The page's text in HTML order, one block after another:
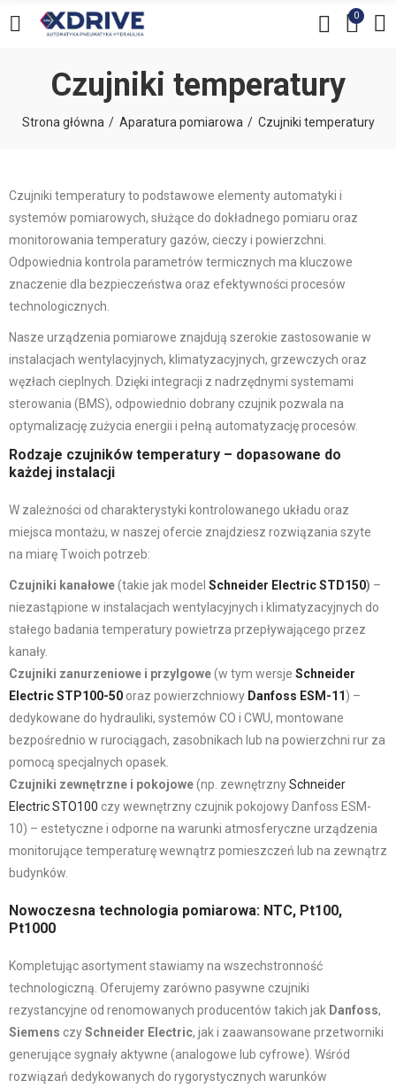
0
Czujniki temperatury
Strona główna Aparatura pomiarowa Czujniki temperatury
Czujniki temperatury to podstawowe elementy automatyki i
systemów pomiarowych, służące do dokładnego pomiaru oraz
monitorowania temperatury gazów, cieczy i powierzchni.
Odpowiednia kontrola parametrów termicznych ma kluczowe
znaczenie dla bezpieczeństwa oraz efektywności procesów
technologicznych.
Nasze urządzenia pomiarowe znajdują szerokie zastosowanie w
instalacjach wentylacyjnych, klimatyzacyjnych, grzewczych oraz
węzłach cieplnych. Dzięki integracji z nadrzędnymi systemami
sterowania (BMS), odpowiednio dobrany czujnik pozwala na
optymalizację zużycia energii i pełną automatyzację procesów.
Rodzaje czujników temperatury – dopasowane do
każdej instalacji
W zależności od charakterystyki kontrolowanego układu oraz
miejsca montażu, w naszej ofercie znajdziesz rozwiązania szyte
na miarę Twoich potrzeb:
Czujniki kanałowe(takie jak model Schneider Electric STD150) –
niezastąpione w instalacjach wentylacyjnych i klimatyzacyjnych do
stałego badania temperatury powietrza przepływającego przez
kanały.
Czujniki zanurzeniowe i przylgowe(w tym wersje Schneider
Electric STP100-50 oraz powierzchniowy Danfoss ESM-11) –
dedykowane do hydrauliki, systemów CO i CWU, montowane
bezpośrednio w rurociągach, zasobnikach lub na powierzchni rur za
pomocą specjalnych opasek.
Czujniki zewnętrzne i pokojowe(np. zewnętrznySchneider
Electric STO100 czy wewnętrzny czujnik pokojowy Danfoss ESM-
10) – estetyczne i odporne na warunki atmosferyczne urządzenia
monitorujące temperaturę wewnątrz pomieszczeń lub na zewnątrz
budynków.
Nowoczesna technologia pomiarowa: NTC, Pt100,
Pt1000
Kompletując asortyment stawiamy na wszechstronność
technologiczną. Oferujemy zarówno pasywne czujniki
rezystancyjne od renomowanych producentów takich jak Danfoss,
Siemens czySchneider Electric, jak i zaawansowane przetworniki
generujące sygnały aktywne (analogowe lub cyfrowe). Wśród
rozwiązań dedykowanych do rygorystycznych warunków